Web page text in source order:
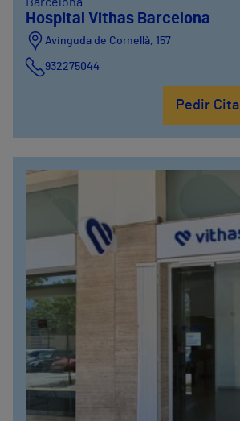
Hospital Vithas Barcelona
Avinguda de Cornellà, 157
932275044
Pedir Cita